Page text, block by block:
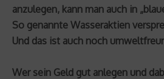
anzulegen, kann man auch in
So genannte Wasseraktien
Und das ist auch noch
Wer sein Geld gut anlegen und